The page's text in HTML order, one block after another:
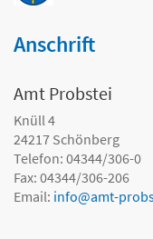
Anschrift
Amt Probstei
Knüll 4
24217 Schönberg
Telefon: 04344/306-0
Fax: 04344/306-206
Email: info@amt-